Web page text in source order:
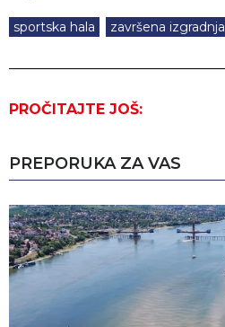
sportska hala završena izgradnja
PROČITAJTE JOŠ:
PREPORUKA ZA VAS